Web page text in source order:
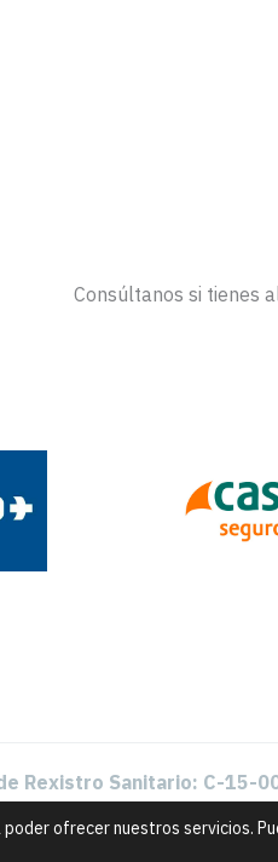
Consúltanos si tienes
Rexistro Sanitario: C-15-
ofrecer nuestros servicios.